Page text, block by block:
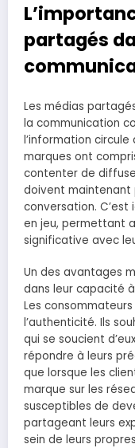
partagés
Les médias
la communication
l’information
marques ont
contenter de
doivent
conversation.
en jeu, permettant
significative avec
Un des avantages
dans leur capacité
Les consommateurs
l’authenticité. Ils
qui se soucient
répondre à leurs
que lorsque les
marque sur les
susceptibles de
partageant leurs
sein de leurs